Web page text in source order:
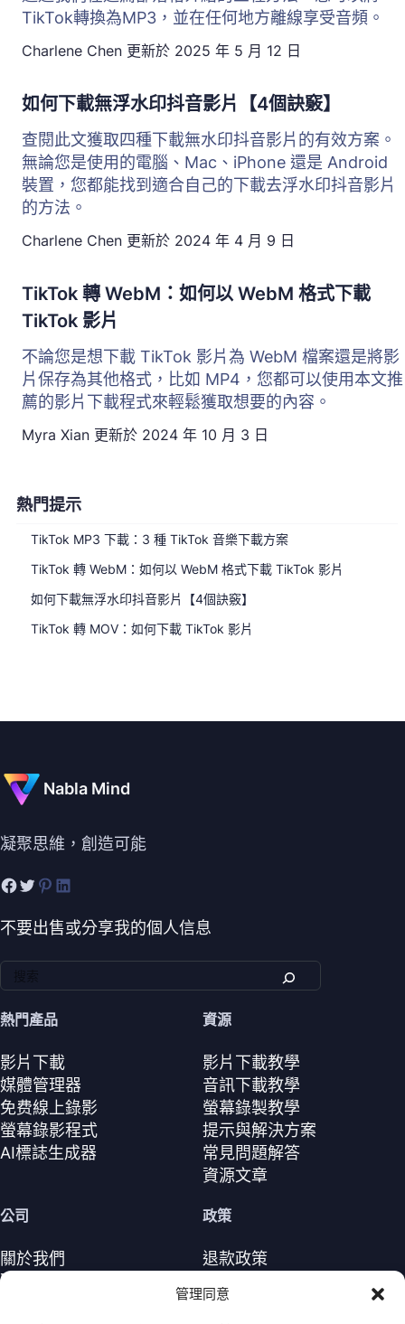
管理同意
熱門提示
TikTok MP3 下載：3 種 TikTok 音樂下載方案
TikTok 轉 WebM：如何以 WebM 格式下載 TikTok 影片
如何下載無浮水印抖音影片【4個訣竅】
TikTok 轉 MOV：如何下載 TikTok 影片
TikTok轉換為MP3，並在任何地方離線享受音頻。
Charlene Chen 更新於 2025 年 5 月 12 日
如何下載無浮水印抖音影片【4個訣竅】
查閱此文獲取四種下載無水印抖音影片的有效方案。
無論您是使用的電腦、Mac、iPhone 還是 Android
裝置，您都能找到適合自己的下載去浮水印抖音影片
的方法。
Charlene Chen 更新於 2024 年 4 月 9 日
TikTok 轉 WebM：如何以 WebM 格式下載
TikTok 影片
不論您是想下載 TikTok 影片為 WebM 檔案還是將影
片保存為其他格式，比如 MP4，您都可以使用本文推
薦的影片下載程式來輕鬆獲取想要的內容。
Myra Xian 更新於 2024 年 10 月 3 日
Nabla Mind
凝聚思維，創造可能
不要出售或分享我的個人信息
熱門產品
影片下載
媒體管理器
免费線上錄影
螢幕錄影程式
AI標誌生成器
資源
影片下載教學
音訊下載教學
螢幕錄製教學
提示與解決方案
常見問題解答
資源文章
公司
關於我們
聯繫我們
政策
退款政策
授權協議（EN）